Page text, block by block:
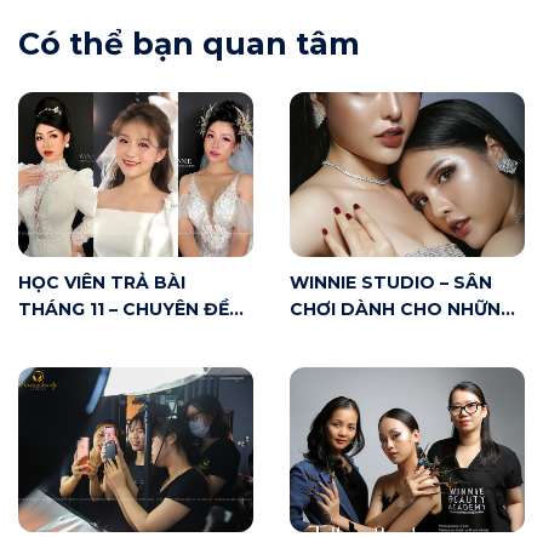
Có thể bạn quan tâm
HỌC VIÊN TRẢ BÀI
THÁNG 11 – CHUYÊN ĐỀ
WINNIE STUDIO – SÂN
CHƠI DÀNH CHO NHỮNG